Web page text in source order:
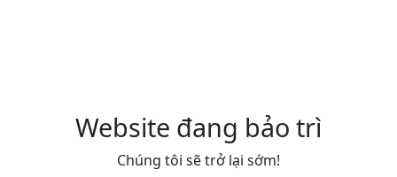
Website đang bảo trì
Chúng tôi sẽ trở lại sớm!